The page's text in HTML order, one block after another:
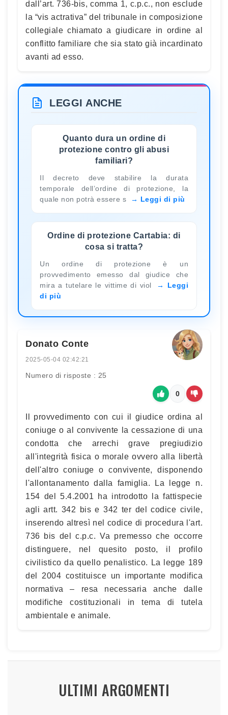
dall’art. 736-bis, comma 1, c.p.c., non esclude
la “vis actrativa” del tribunale in composizione
collegiale chiamato a giudicare in ordine al
conflitto familiare che sia stato già incardinato
avanti ad esso.
LEGGI ANCHE
Quanto dura un ordine di
protezione contro gli abusi
familiari?
Il decreto deve stabilire la durata
temporale dell’ordine di protezione, la
quale non potrà essere s
Leggi di più
Ordine di protezione Cartabia: di
cosa si tratta?
Un ordine di protezione è un
provvedimento emesso dal giudice che
mira a tutelare le vittime di viol
Leggi
di più
Donato Conte
2025-05-04 02:42:21
Numero di risposte : 25
0
Il provvedimento con cui il giudice ordina al
coniuge o al convivente la cessazione di una
condotta che arrechi grave pregiudizio
all'integrità fisica o morale ovvero alla libertà
dell'altro coniuge o convivente, disponendo
l'allontanamento dalla famiglia. La legge n.
154 del 5.4.2001 ha introdotto la fattispecie
agli artt. 342 bis e 342 ter del codice civile,
inserendo altresì nel codice di procedura l'art.
736 bis del c.p.c. Va premesso che occorre
distinguere, nel quesito posto, il profilo
civilistico da quello penalistico. La legge 189
del 2004 costituisce un importante modifica
normativa – resa necessaria anche dalle
modifiche costituzionali in tema di tutela
ambientale e animale.
ULTIMI ARGOMENTI